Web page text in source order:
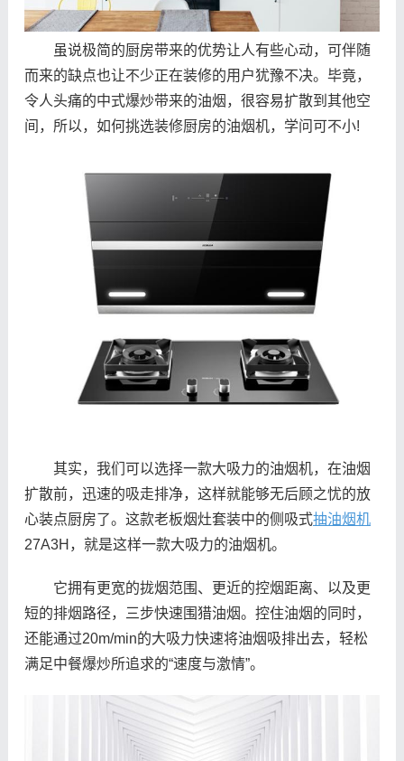
虽说极简的厨房带来的优势让人有些心动，可伴随
而来的缺点也让不少正在装修的用户犹豫不决。毕竟，
令人头痛的中式爆炒带来的油烟，很容易扩散到其他空
间，所以，如何挑选装修厨房的油烟机，学问可不小!
其实，我们可以选择一款大吸力的油烟机，在油烟
扩散前，迅速的吸走排净，这样就能够无后顾之忧的放
心装点厨房了。这款老板烟灶套装中的侧吸式抽油烟机
27A3H，就是这样一款大吸力的油烟机。
它拥有更宽的拢烟范围、更近的控烟距离、以及更
短的排烟路径，三步快速围猎油烟。控住油烟的同时，
还能通过20m/min的大吸力快速将油烟吸排出去，轻松
满足中餐爆炒所追求的“速度与激情”。